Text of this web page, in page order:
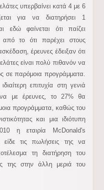
υπερβαίνει κατά 4 με 6
για να διατηρήσει 1
εδώ φαίνεται ότι παίζει
το ότι παρέχει στους
έρευνες έδειξαν ότι
είναι πολύ πιθανόν να
σε παρόμοια προγράμματα.
επιτυχία στη γενιά
με έρευνες, το 27% θα
προγράμματα, καθώς του
και μια ιδιότυπη
η εταιρία McDonald's
τις πωλήσεις της να
τη διατήρηση του
της στην άλλη μεριά του